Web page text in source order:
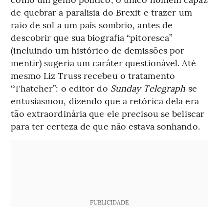
de quebrar a paralisia do Brexit e trazer um
raio de sol a um país sombrio, antes de
descobrir que sua biografia “pitoresca”
(incluindo um histórico de demissões por
mentir) sugeria um caráter questionável. Até
mesmo Liz Truss recebeu o tratamento
“Thatcher”: o editor do Sunday Telegraph se
entusiasmou, dizendo que a retórica dela era
tão extraordinária que ele precisou se beliscar
para ter certeza de que não estava sonhando.
PUBLICIDADE